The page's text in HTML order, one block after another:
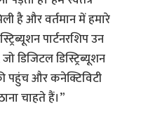
है और वर्तमान में हमारे
पार्टनरशिप उन
डिजिटल डिस्ट्रिब्यूशन
पहुंच और कनेक्टिविटी
चाहते हैं।”